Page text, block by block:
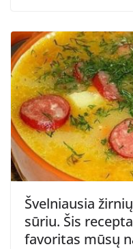
Švelniausia
sūriu. Šis
favoritas mūsų